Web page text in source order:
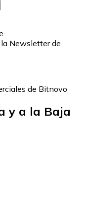
Newsletter de
de Bitnovo
y a la Baja